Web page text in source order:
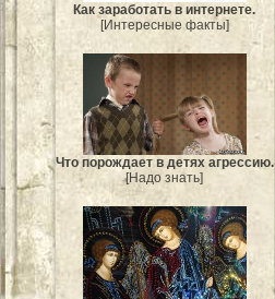
Как заработать в интернете.
[Интересные факты]
Что порождает в детях агрессию.
[Надо знать]